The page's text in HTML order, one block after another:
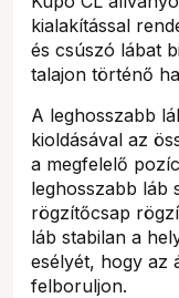
kialakítással
és csúszó lábat
talajon történő
A leghosszabb
kioldásával az
a megfelelő
leghosszabb láb
rögzítőcsap
láb stabilan a
esélyét, hogy az
felboruljon.